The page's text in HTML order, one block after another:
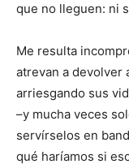
que no lleguen: ni
Me resulta
atrevan a devolver
arriesgando sus
–y mucha veces
servírselos en
qué haríamos si